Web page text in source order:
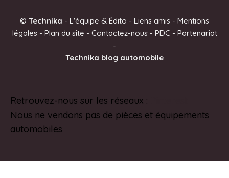
© Technika - L'équipe & Édito - Liens amis - Mentions
légales- Plan du site - Contactez-nous- PDC - Partenariat
-
Technika blog automobile
Retrouvez-nous sur les réseaux :
Nous ne vendons pas de pièces et équipements
automobiles